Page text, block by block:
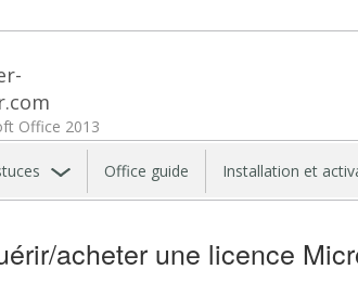
Office 2013
Office guide Installation et
acheter une licence